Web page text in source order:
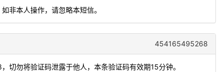
非本人操作，请忽略本短信。
454165495268
切勿将验证码泄露于他人，本条验证码有效期15分钟。